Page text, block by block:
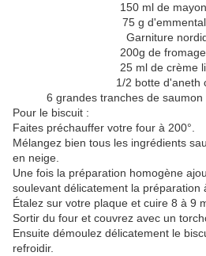
150 ml de
75 g
Garniture
200g de
25 ml de crème
1/2 botte d'aneth
6 grandes tranches de
Pour le biscuit :
Faites préchauffer votre four à 200°.
Mélangez bien tous les ingrédients
en neige.
Une fois la préparation homogène
soulevant délicatement la préparation
Étalez sur votre plaque et cuire 8 à 9
Sortir du four et couvrez avec un
Ensuite démoulez délicatement le
refroidir.